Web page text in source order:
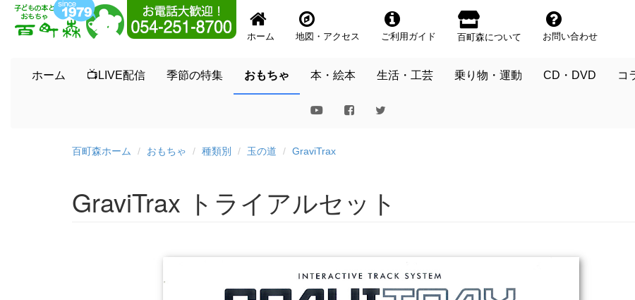
ホーム 地図・アクセス ご利用ガイド 百町森について お問い合わせ
ホーム 📺LIVE配信 季節の特集 おもちゃ 本・絵本 生活・工芸 乗り物・運動 CD・DVD コ
百町森ホーム おもちゃ 種類別 玉の道 GraviTrax
GraviTrax トライアルセット